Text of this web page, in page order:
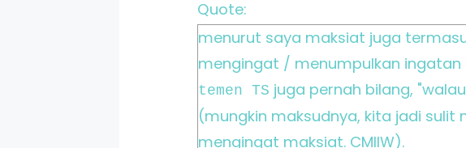
Quote:
menurut saya maksiat juga
mengingat / menumpulkan ingatan
temen TS juga pernah bilang,
(mungkin maksudnya, kita jadi sulit
mengingat maksiat. CMIIW).